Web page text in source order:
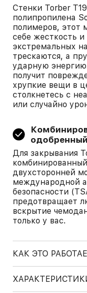
Стенки Torber
полипропилена
полимеров, этот
себе жесткость
экстремальных
трескаются, а
ударную
получит
хрупкие вещи в
столкнетесь с
или случайно
Для закрывания
двухсторонней
международной
безопасности
предотвращает
вскрытие
только у вас.
КАК ЭТО